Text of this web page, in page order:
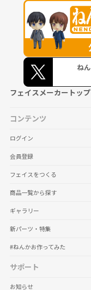
フェイスメーカートップ
コンテンツ
ログイン
会員登録
フェイスをつくる
商品一覧から探す
ギャラリー
新パーツ・特集
#ねんかお作ってみた
サポート
お知らせ